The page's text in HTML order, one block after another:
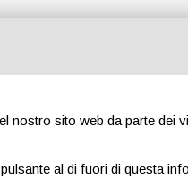
nostro sito web da parte dei
al di fuori di questa